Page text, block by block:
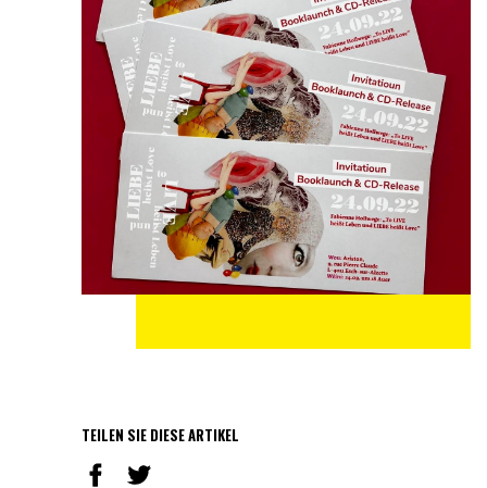
TEILEN SIE DIESE ARTIKEL